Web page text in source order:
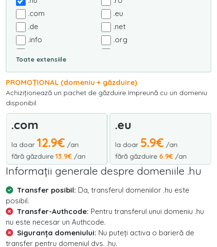
.com
.eu
.de
.net
.info
.org
.info.ro
.rec.ro
.arts.ro
.firm.ro
.tm.ro
.es
.tv
.us
.co.uk
.uk
.agency
.live
.ai
Toate extensiile
PROMOȚIONAL (domeniu + găzduire)
Achiziționează un pachet de găzduire împreună cu un domeniu
disponibil
.com
la doar 12.9€ /an
fără găzduire13.9€ /an
.eu
la doar 5.9€ /an
fără găzduire 6.9€ /an
Informații generale despre domeniile .hu
Transfer posibil: Da, transferul domeniilor .hu este
posibil.
Transfer-Authcode: Pentru transferul unui domeniu .hu
nu este necesar un Authcode.
Siguranța domeniului: Nu puteți activa o barieră de
transfer pentru domeniul dvs. .hu.